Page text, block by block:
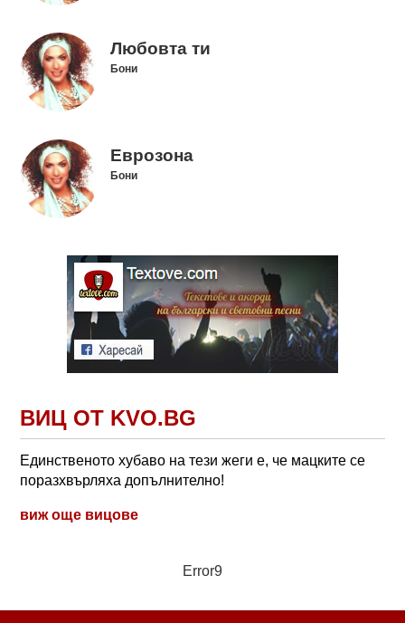
Любовта ти
Бони
Еврозона
Бони
ВИЦ ОТ KVO.BG
Единственото хубаво на тези жеги е, че мацките се
поразхвърляха допълнително!
виж още вицове
Error9